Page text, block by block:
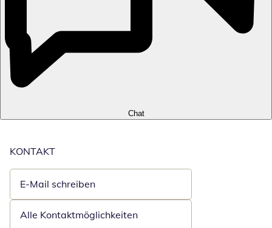
Chat
KONTAKT
E-Mail schreiben
Öffnet E-Mail-Client
Alle Kontaktmöglichkeiten